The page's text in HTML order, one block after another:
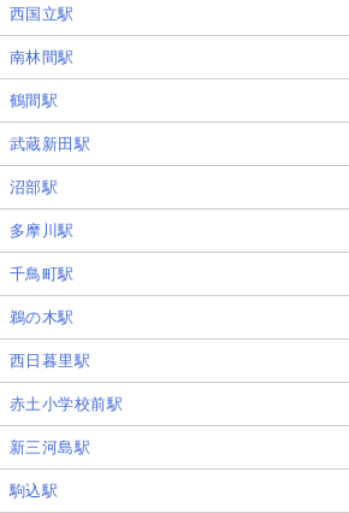
西国立駅
南林間駅
鶴間駅
武蔵新田駅
沼部駅
多摩川駅
千鳥町駅
鵜の木駅
西日暮里駅
赤土小学校前駅
新三河島駅
駒込駅